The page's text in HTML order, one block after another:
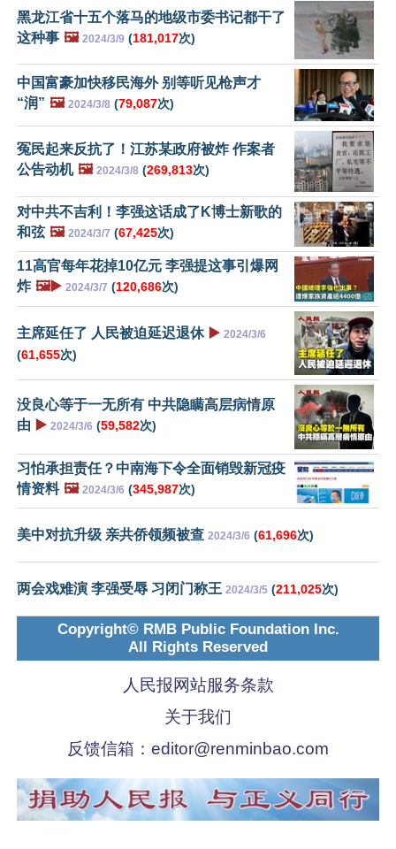
黑龙江省十五个落马的地级市委书记都干了
这种事 🖼️ 2024/3/9 (181,017次)
中国富豪加快移民海外 别等听见枪声才
“润” 🖼️ 2024/3/8 (79,087次)
冤民起来反抗了！江苏某政府被炸 作案者
公告动机 🖼️ 2024/3/8 (269,813次)
对中共不吉利！李强这话成了K博士新歌的
和弦 🖼️ 2024/3/7 (67,425次)
11高官每年花掉10亿元 李强提这事引爆网
炸 🖼️▶️ 2024/3/7 (120,686次)
主席延任了 人民被迫延迟退休 ▶️ 2024/3/6
(61,655次)
没良心等于一无所有 中共隐瞒高层病情原
由 ▶️ 2024/3/6 (59,582次)
习怕承担责任？中南海下令全面销毁新冠疫
情资料 🖼️ 2024/3/6 (345,987次)
美中对抗升级 亲共侨领频被查 2024/3/6 (61,696次)
两会戏难演 李强受辱 习闭门称王 2024/3/5 (211,025次)
Copyright© RMB Public Foundation Inc.
All Rights Reserved
人民报网站服务条款
关于我们
反馈信箱： editor@renminbao.com